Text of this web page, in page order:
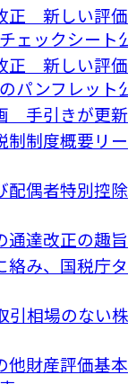
正 新しい評
ェックシー
正 新しい評
パンフレッ
手引きが更
制制度概要リ
配偶者特別控
通達改正の趣
絡み、国税庁
引相場のない
他財産評価基